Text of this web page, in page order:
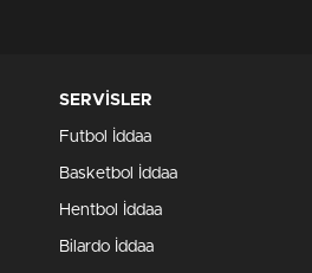
SERVİSLER
Futbol İddaa
Basketbol İddaa
Hentbol İddaa
Bilardo İddaa